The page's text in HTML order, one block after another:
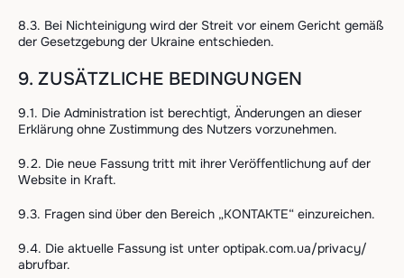
8.3. Bei Nichteinigung wird der Streit vor einem Gericht gemäß
der Gesetzgebung der Ukraine entschieden.
9. ZUSÄTZLICHE BEDINGUNGEN
9.1. Die Administration ist berechtigt, Änderungen an dieser
Erklärung ohne Zustimmung des Nutzers vorzunehmen.
9.2. Die neue Fassung tritt mit ihrer Veröffentlichung auf der
Website in Kraft.
9.3. Fragen sind über den Bereich „KONTAKTE“ einzureichen.
9.4. Die aktuelle Fassung ist unter optipak.com.ua/privacy/
abrufbar.